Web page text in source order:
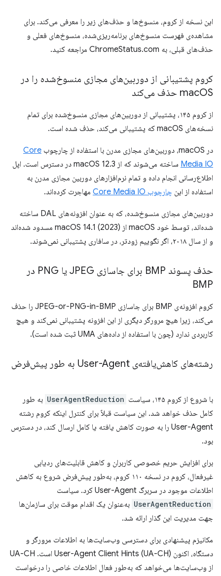
این نسخه از کروم، منسوخ‌ها و حذف‌های زیر را معرفی می‌کند. برای
مشاهده‌ی فهرست منسوخ‌های برنامه‌ریزی‌شده، منسوخ‌های فعلی و
حذف‌های قبلی، به ChromeStatus.com مراجعه کنید.
کروم پشتیبانی از دوربین‌های مجازی منسوخ‌شده را در
macOS حذف می‌کند
از کروم ۱۴۵، پشتیبانی از دوربین‌های مجازی منسوخ‌شده برای تمام
نسخه‌های macOS که پشتیبانی می‌کند، حذف شده است.
در macOS، دوربین‌های مجازی مدرن با استفاده از چارچوب
Core
Media IO
ساخته می‌شوند که از macOS 12.3 در دسترس است. اپل
اطلاع‌رسانی انجام داده و تمام نرم‌افزارهای دوربین مجازی مدرن به
استفاده از این چارچوب Core Media IO مهاجرت کرده‌اند.
دوربین‌های مجازی منسوخ‌شده، که به عنوان افزونه‌های DAL ساخته
شده‌اند، توسط خود macOS از macOS 14.1 (2023) مسدود شده‌اند
و از سال ۲۰۱۸، اگر نگوییم زودتر، در سافاری پشتیبانی نمی‌شوند.
حذف پسوند BMP برای جاسازی JPEG یا PNG در
BMP
کروم افزونه‌ی BMP برای جاسازی JPEG-or-PNG-in-BMP را حذف
می‌کند، زیرا هیچ مرورگر دیگری از این افزونه پشتیبانی نمی‌کند و هیچ
کاربردی ندارد (چون با استفاده از داده‌های UMA ثبت شده است).
رشته‌های کاهش‌یافته‌ی User-Agent به طور پیش‌فرض
با شروع از کروم ۱۴۵، سیاست UserAgentReduction به طور
کامل حذف خواهد شد. این سیاست قبلاً برای کنترل اینکه کروم رشته
User-Agent را به صورت کاهش یافته یا کامل ارسال کند، در دسترس
بود.
برای افزایش حریم خصوصی کاربران و کاهش قابلیت‌های ردیابی
غیرفعال، کروم در نسخه ۱۱۰ کروم، به‌طور پیش‌فرض شروع به کاهش
اطلاعات موجود در سربرگ User-Agent کرد. سیاست
UserAgentReduction به‌عنوان یک اقدام موقت برای سازمان‌ها
جهت مدیریت این گذار ارائه شد.
مکانیزم پیشنهادی برای دسترسی وب‌سایت‌ها به اطلاعات مرورگر و
دستگاه، اکنون User-Agent Client Hints (UA-CH) است. UA-CH
از وب‌سایت‌ها می‌خواهد که به‌طور فعال اطلاعات خاصی را درخواست